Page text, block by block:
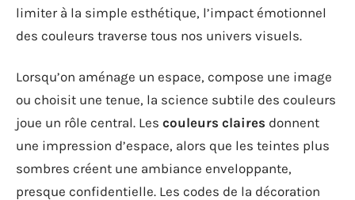
limiter à la simple esthétique, l’impact émotionnel
des couleurs traverse tous nos univers visuels.
Lorsqu’on aménage un espace, compose une image
ou choisit une tenue, la science subtile des couleurs
joue un rôle central. Les couleurs claires donnent
une impression d’espace, alors que les teintes plus
sombres créent une ambiance enveloppante,
presque confidentielle. Les codes de la décoration